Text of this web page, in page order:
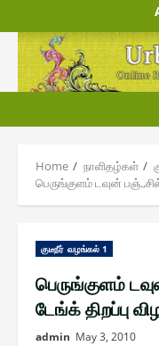
to
content
Home நாளிதழ்௧ள்
பெருங்குளம் டவுன்
குடீநீர் வழங்௧ல் 1
பெருங்குளம்
டேங்க் திறப்பு
admin May 3, 2010